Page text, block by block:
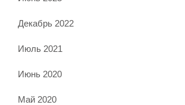
Декабрь 2022
Июль 2021
Июнь 2020
Май 2020